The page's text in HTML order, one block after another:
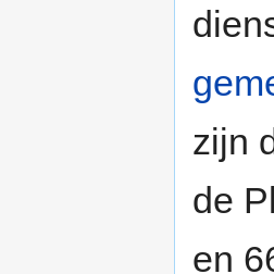
zijn
de
en